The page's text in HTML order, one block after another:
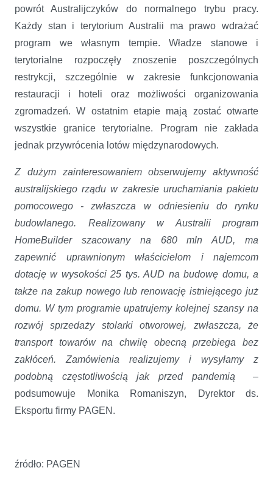
powrót Australijczyków do normalnego trybu pracy.
Każdy stan i terytorium Australii ma prawo wdrażać
program we własnym tempie. Władze stanowe i
terytorialne rozpoczęły znoszenie poszczególnych
restrykcji, szczególnie w zakresie funkcjonowania
restauracji i hoteli oraz możliwości organizowania
zgromadzeń. W ostatnim etapie mają zostać otwarte
wszystkie granice terytorialne. Program nie zakłada
jednak przywrócenia lotów międzynarodowych.
Z dużym zainteresowaniem obserwujemy aktywność
australijskiego rządu w zakresie uruchamiania pakietu
pomocowego - zwłaszcza w odniesieniu do rynku
budowlanego. Realizowany w Australii program
HomeBuilder szacowany na 680 mln AUD, ma
zapewnić uprawnionym właścicielom i najemcom
dotację w wysokości 25 tys. AUD na budowę domu, a
także na zakup nowego lub renowację istniejącego już
domu. W tym programie upatrujemy kolejnej szansy na
rozwój sprzedaży stolarki otworowej, zwłaszcza, że
transport towarów na chwilę obecną przebiega bez
zakłóceń. Zamówienia realizujemy i wysyłamy z
podobną częstotliwością jak przed pandemią –
podsumowuje Monika Romaniszyn, Dyrektor ds.
Eksportu firmy PAGEN.
źródło: PAGEN